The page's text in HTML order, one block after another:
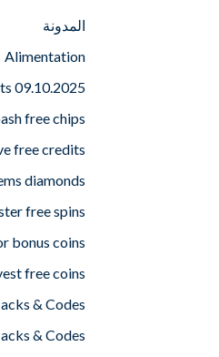
المدونة
Alimentation
09.10.2025
free chips
free credits
diamonds
free spins
bonus coins
free coins
& Codes
& Codes